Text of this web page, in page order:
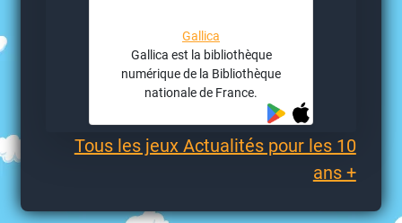
Gallica
Gallica est la bibliothèque
numérique de la Bibliothèque
nationale de France.
Tous les jeux Actualités pour les 10
ans +